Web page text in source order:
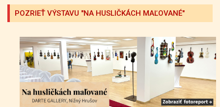
POZRIEŤ VÝSTAVU "NA HUSLIČKÁCH MAĽOVANÉ"